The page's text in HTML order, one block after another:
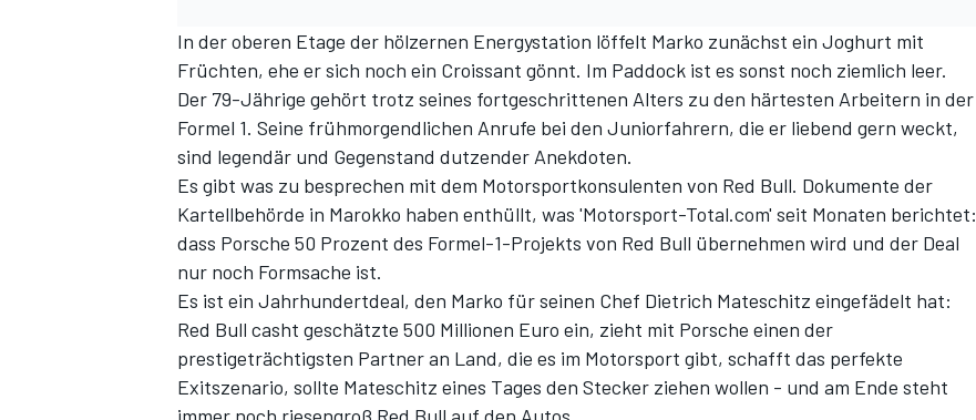
SPORTWAGEN
In der oberen Etage der hölzernen Energystation löffelt Marko zunächst ein Joghurt mit
Früchten, ehe er sich noch ein Croissant gönnt. Im Paddock ist es sonst noch ziemlich leer.
Der 79-Jährige gehört trotz seines fortgeschrittenen Alters zu den härtesten Arbeitern in der
Formel 1. Seine frühmorgendlichen Anrufe bei den Juniorfahrern, die er liebend gern weckt,
sind legendär und Gegenstand dutzender Anekdoten.
Es gibt was zu besprechen mit dem Motorsportkonsulenten von Red Bull. Dokumente der
Kartellbehörde in Marokko haben enthüllt, was 'Motorsport-Total.com' seit Monaten berichtet:
dass Porsche 50 Prozent des Formel-1-Projekts von Red Bull übernehmen wird und der Deal
nur noch Formsache ist.
Es ist ein Jahrhundertdeal, den Marko für seinen Chef Dietrich Mateschitz eingefädelt hat:
Red Bull casht geschätzte 500 Millionen Euro ein, zieht mit Porsche einen der
prestigeträchtigsten Partner an Land, die es im Motorsport gibt, schafft das perfekte
Exitszenario, sollte Mateschitz eines Tages den Stecker ziehen wollen - und am Ende steht